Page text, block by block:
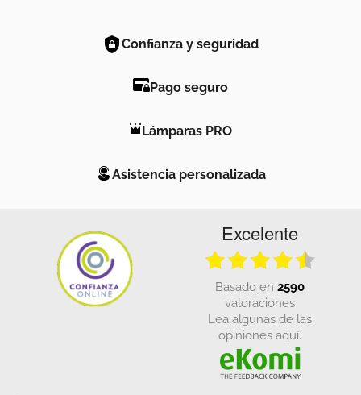
Confianza y seguridad
Pago seguro
Lámparas PRO
Asistencia personalizada
Excelente
basado en 2590
valoraciones
Lea algunas de las
opiniones aquí.